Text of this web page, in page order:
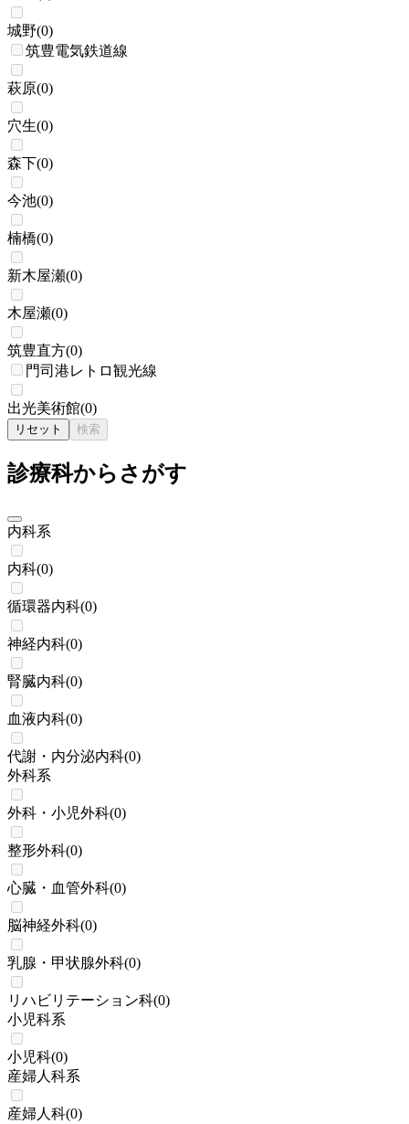
城野(0)
筑豊電気鉄道線
萩原(0)
穴生(0)
森下(0)
今池(0)
楠橋(0)
新木屋瀬(0)
木屋瀬(0)
筑豊直方(0)
門司港レトロ観光線
出光美術館(0)
リセット 検索
診療科からさがす
内科系
内科(0)
循環器内科(0)
神経内科(0)
腎臓内科(0)
血液内科(0)
代謝・内分泌内科(0)
外科系
外科・小児外科(0)
整形外科(0)
心臓・血管外科(0)
脳神経外科(0)
乳腺・甲状腺外科(0)
リハビリテーション科(0)
小児科系
小児科(0)
産婦人科系
産婦人科(0)